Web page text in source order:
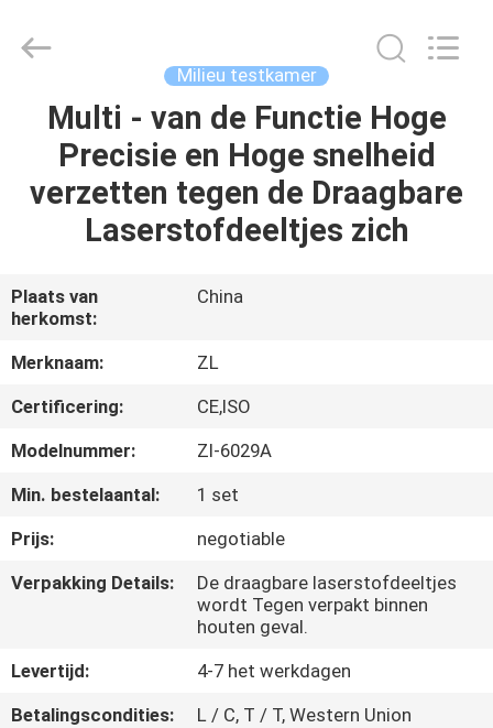
HUIS
PRODUCTEN
ONGEVEER
ONS
FABRIEKSREIS
KWALITEITSCONTROLE
CONTACTEER
NIEUWS
Technology
Milieu testkamer
Multi - van de Functie Hoge
Precisie en Hoge snelheid
verzetten tegen de Draagbare
Laserstofdeeltjes zich
Plaats van
herkomst:
China
Merknaam:
ZL
Certificering:
CE,ISO
Modelnummer:
Zl-6029A
Min. bestelaantal:
1 set
Prijs:
negotiable
Verpakking Details:
De draagbare laserstofdeeltjes
wordt Tegen verpakt binnen
houten geval.
Levertijd:
4-7 het werkdagen
Betalingscondities:
L / C, T / T, Western Union